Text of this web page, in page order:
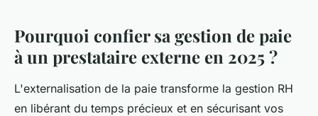
Pourquoi confier sa gestion de paie
à un prestataire externe en 2025 ?
L'externalisation de la paie transforme la gestion RH
en libérant du temps précieux et en sécurisant vos